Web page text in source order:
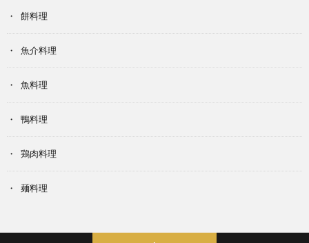
餅料理
魚介料理
魚料理
鴨料理
鶏肉料理
麺料理